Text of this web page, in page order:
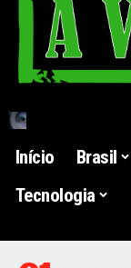
Início Brasil
Tecnologia